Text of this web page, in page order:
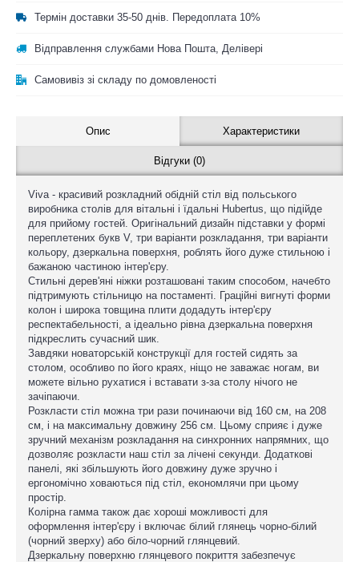
Термін доставки 35-50 днів. Передоплата 10%
Відправлення службами Нова Пошта, Делівері
Самовивіз зі складу по домовленості
Опис Характеристики
Відгуки (0)
Viva - красивий розкладний обідній стіл від польського
виробника столів для вітальні і їдальні Hubertus, що підійде
для прийому гостей. Оригінальний дизайн підставки у формі
переплетених букв V, три варіанти розкладання, три варіанти
кольору, дзеркальна поверхня, роблять його дуже стильною і
бажаною частиною інтер'єру.
Стильні дерев'яні ніжки розташовані таким способом, начебто
підтримують стільницю на постаменті. Граційні вигнуті форми
колон і широка товщина плити додадуть інтер'єру
респектабельності, а ідеально рівна дзеркальна поверхня
підкреслить сучасний шик.
Завдяки новаторській конструкції для гостей сидять за
столом, особливо по його краях, ніщо не заважає ногам, ви
можете вільно рухатися і вставати з-за столу нічого не
зачіпаючи.
Розкласти стіл можна три рази починаючи від 160 см, на 208
см, і на максимальну довжину 256 см. Цьому сприяє і дуже
зручний механізм розкладання на синхронних напрямних, що
дозволяє розкласти наш стіл за лічені секунди. Додаткові
панелі, які збільшують його довжину дуже зручно і
ергономічно ховаються під стіл, економлячи при цьому
простір.
Колірна гамма також дає хороші можливості для
оформлення інтер'єру і включає білий глянець чорно-білий
(чорний зверху) або біло-чорний глянцевий.
Дзеркальну поверхню глянцевого покриття забезпечує